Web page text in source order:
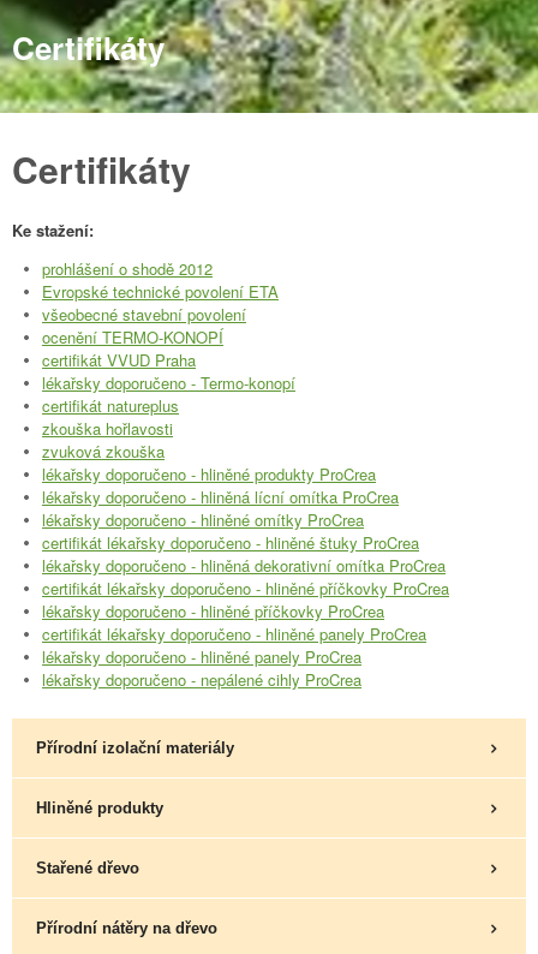
Certifikáty
Certifikáty
Ke stažení:
prohlášení o shodě 2012
Evropské technické povolení ETA
všeobecné stavební povolení
ocenění TERMO-KONOPÍ
certifikát VVUD Praha
lékařsky doporučeno - Termo-konopí
certifikát natureplus
zkouška hořlavosti
zvuková zkouška
lékařsky doporučeno - hliněné produkty ProCrea
lékařsky doporučeno - hliněná lícní omítka ProCrea
lékařsky doporučeno - hliněné omítky ProCrea
certifikát lékařsky doporučeno - hliněné štuky ProCrea
lékařsky doporučeno - hliněná dekorativní omítka ProCrea
certifikát lékařsky doporučeno - hliněné příčkovky ProCrea
lékařsky doporučeno - hliněné příčkovky ProCrea
certifikát lékařsky doporučeno - hliněné panely ProCrea
lékařsky doporučeno - hliněné panely ProCrea
lékařsky doporučeno - nepálené cihly ProCrea
Přírodní izolační materiály
Hliněné produkty
Stařené dřevo
Přírodní nátěry na dřevo